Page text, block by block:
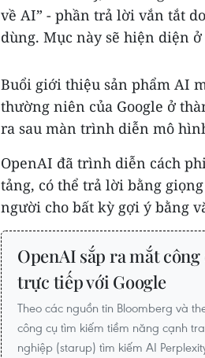
về AI” - phần trả lời vắn tắt
dùng. Mục này sẽ hiện diện
Buổi giới thiệu sản phẩm AI
thường niên của Google ở
ra sau màn trình diễn mô
OpenAI đã trình diễn cách
tảng, có thể trả lời bằng
người cho bất kỳ gợi ý bằng
OpenAI sắp ra mắt
trực tiếp với Google
Theo các nguồn tin Bloomberg và
công cụ tìm kiếm tiềm năng cạnh
nghiệp (starup) tìm kiếm AI